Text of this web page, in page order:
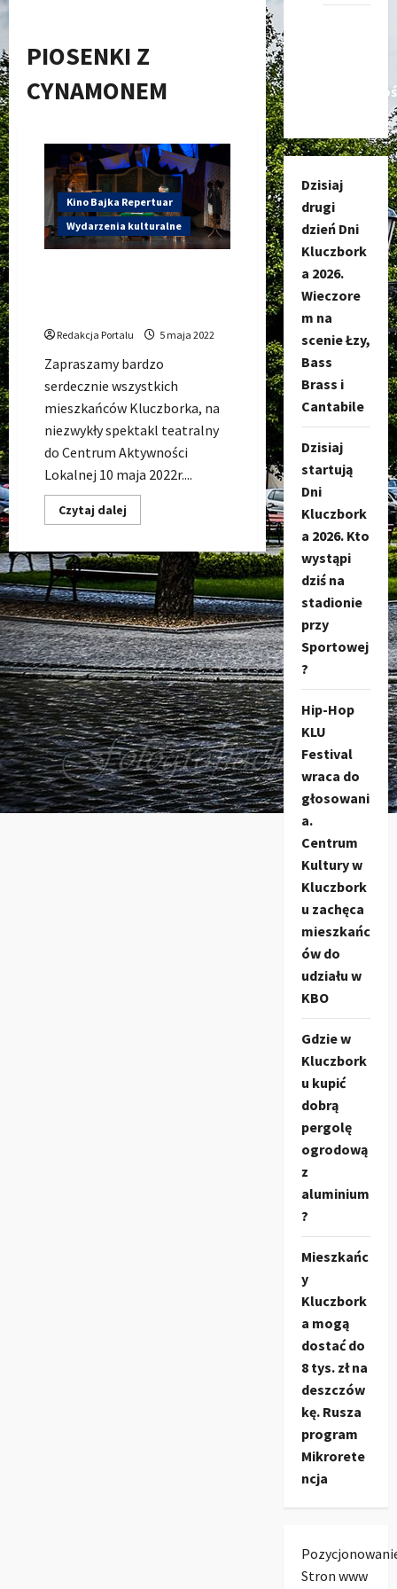
PIOSENKI Z
CYNAMONEM
Kino Bajka Repertuar
Wydarzenia kulturalne
Redakcja Portalu 5 maja 2022
Zapraszamy bardzo
serdecznie wszystkich
mieszkańców Kluczborka, na
niezwykły spektakl teatralny
do Centrum Aktywności
Lokalnej 10 maja 2022r....
Czytaj dalej
się
AJ
Waj,
czyli
piosenki
z
cynamonem
–
10.05.22
w
CAL
Kluczbork
Dzisiaj
drugi
dzień Dni
Kluczbork
a 2026.
Wieczore
m na
scenie Łzy,
Bass
Brass i
Cantabile
Dzisiaj
startują
Dni
Kluczbork
a 2026. Kto
wystąpi
dziś na
stadionie
przy
Sportowej
?
Hip-Hop
KLU
Festival
wraca do
głosowani
a.
Centrum
Kultury w
Kluczbork
u zachęca
mieszkańc
ów do
udziału w
KBO
Gdzie w
Kluczbork
u kupić
dobrą
pergolę
ogrodową
z
aluminium
?
Mieszkańc
y
Kluczbork
a mogą
dostać do
8 tys. zł na
deszczów
kę. Rusza
program
Mikrorete
ncja
Stron www